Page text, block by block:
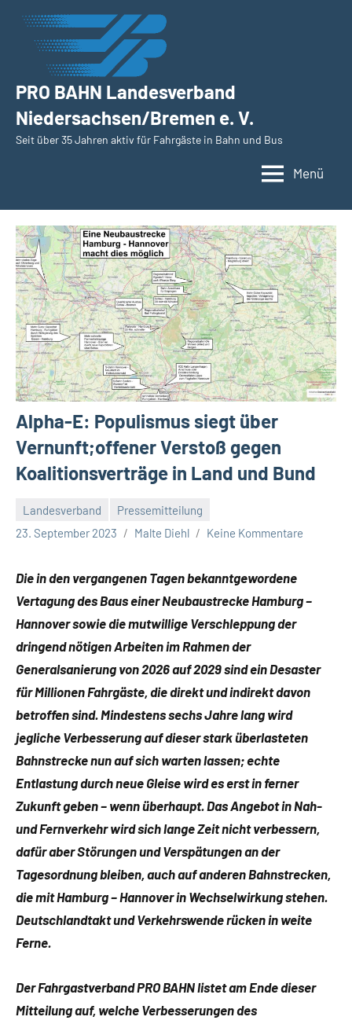
Inhalt
springen
PRO BAHN Landesverband
Niedersachsen/Bremen e. V.
Seit über 35 Jahren aktiv für Fahrgäste in Bahn und Bus
Menü
Alpha-E: Populismus siegt über
Vernunft;offener Verstoß gegen
Koalitionsverträge in Land und Bund
Landesverband
Pressemitteilung
23. September 2023
Malte Diehl Keine Kommentare
Die in den vergangenen Tagen bekanntgewordene
Vertagung des Baus einer Neubaustrecke Hamburg –
Hannover sowie die mutwillige Verschleppung der
dringend nötigen Arbeiten im Rahmen der
Generalsanierung von 2026 auf 2029 sind ein Desaster
für Millionen Fahrgäste, die direkt und indirekt davon
betroffen sind. Mindestens sechs Jahre lang wird
jegliche Verbesserung auf dieser stark überlasteten
Bahnstrecke nun auf sich warten lassen; echte
Entlastung durch neue Gleise wird es erst in ferner
Zukunft geben – wenn überhaupt. Das Angebot in Nah-
und Fernverkehr wird sich lange Zeit nicht verbessern,
dafür aber Störungen und Verspätungen an der
Tagesordnung bleiben, auch auf anderen Bahnstrecken,
die mit Hamburg – Hannover in Wechselwirkung stehen.
Deutschlandtakt und Verkehrswende rücken in weite
Ferne.
Der Fahrgastverband PRO BAHN listet am Ende dieser
Mitteilung auf, welche Verbesserungen des